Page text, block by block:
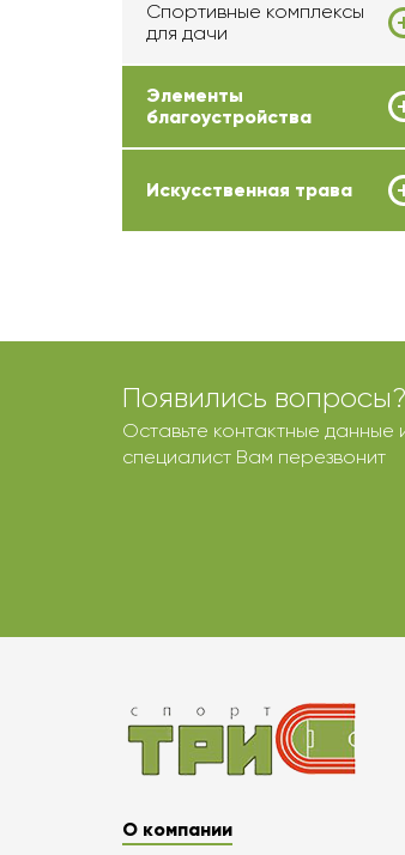
Спортивные комплексы
для дачи
Элементы
благоустройства
Искусственная трава
Появились вопросы?
Оставьте контактные данные
специалист Вам перезвонит
О компании